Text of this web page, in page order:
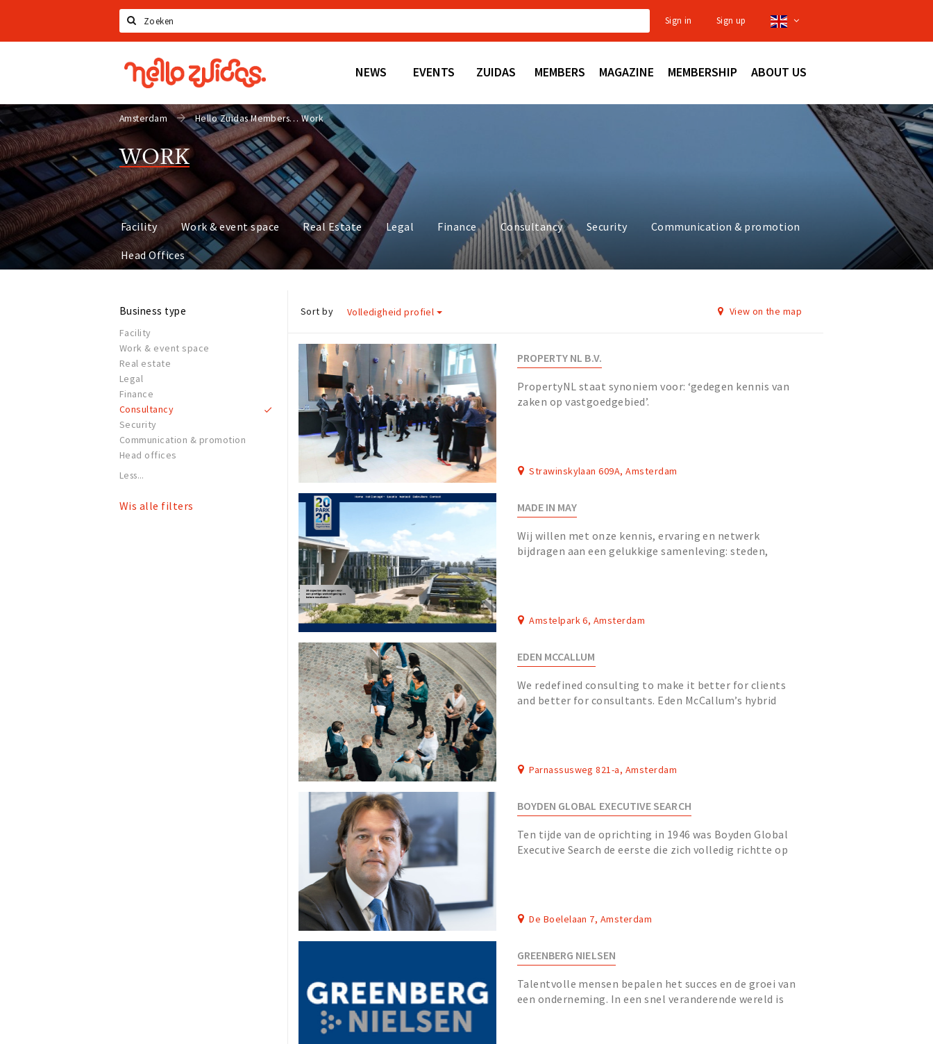
Search
Sign in Sign up
Hello
Zuidas
NEWS EVENTS ZUIDAS MEMBERS MAGAZINE MEMBERSHIP ABOUT US
Amsterdam Hello Zuidas Members Work
WORK
Facility Work & event space Real Estate Legal Finance Consultancy Security Communication & promotion
Head Offices
Business type
Facility
Work & event space
Real estate
Legal
Finance
Consultancy
Security
Communication & promotion
Head offices
Less...
Wis alle filters
Sort by Volledigheid profiel View on the map
PROPERTY NL B.V.
PropertyNL staat synoniem voor: ‘gedegen kennis van
zaken op vastgoedgebied’.
Strawinskylaan 609A, Amsterdam
MADE IN MAY
Wij willen met onze kennis, ervaring en netwerk
bijdragen aan een gelukkige samenleving: steden,
Amstelpark 6, Amsterdam
EDEN MCCALLUM
We redefined consulting to make it better for clients
and better for consultants. Eden McCallum’s hybrid
Parnassusweg 821-a, Amsterdam
BOYDEN GLOBAL EXECUTIVE SEARCH
Ten tijde van de oprichting in 1946 was Boyden Global
Executive Search de eerste die zich volledig richtte op
De Boelelaan 7, Amsterdam
GREENBERG NIELSEN
Talentvolle mensen bepalen het succes en de groei van
een onderneming. In een snel veranderende wereld is